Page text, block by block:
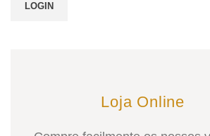
LOGIN
Loja Online